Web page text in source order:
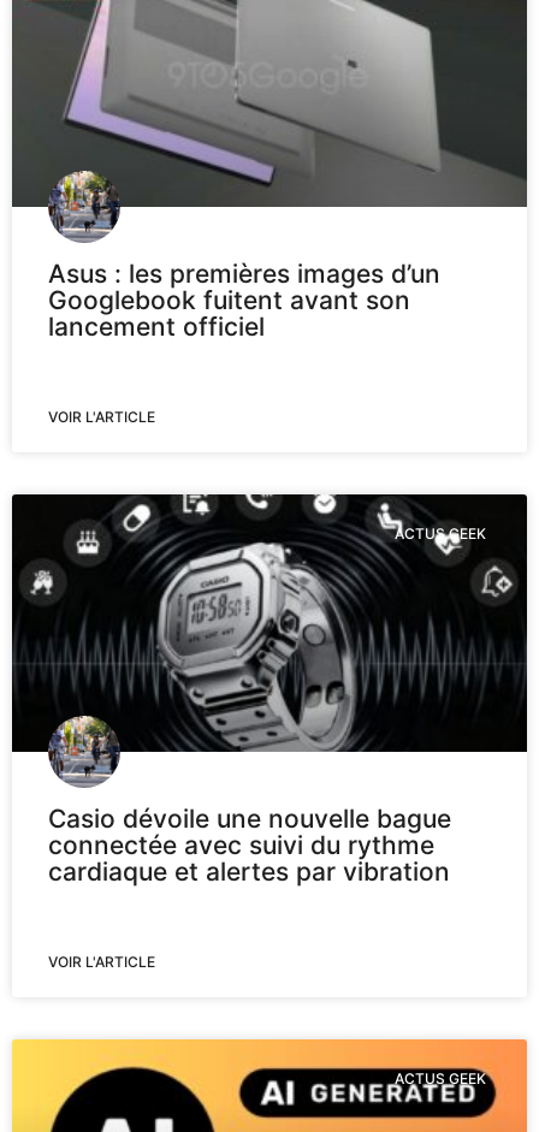
Asus : les premières images d’un
Googlebook fuitent avant son
lancement officiel
VOIR L'ARTICLE
ACTUS GEEK
Casio dévoile une nouvelle bague
connectée avec suivi du rythme
cardiaque et alertes par vibration
VOIR L'ARTICLE
ACTUS GEEK